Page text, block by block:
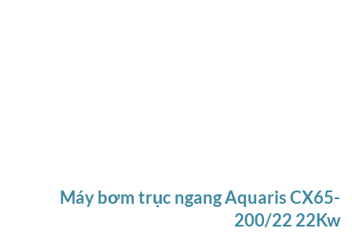
Máy bơm trục ngang Aquaris CX65-
200/22 22Kw